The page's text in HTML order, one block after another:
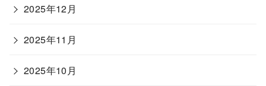
2025年12月
2025年11月
2025年10月